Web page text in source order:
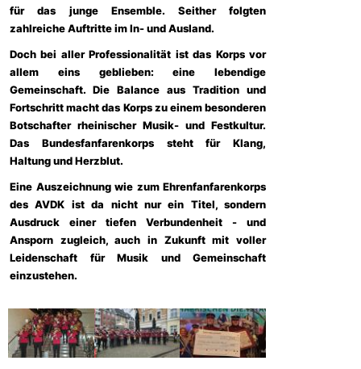
für das junge Ensemble. Seither folgten
zahlreiche Auftritte im In- und Ausland.
Doch bei aller Professionalität ist das Korps vor
allem eins geblieben: eine lebendige
Gemeinschaft. Die Balance aus Tradition und
Fortschritt macht das Korps zu einem besonderen
Botschafter rheinischer Musik- und Festkultur.
Das Bundesfanfarenkorps steht für Klang,
Haltung und Herzblut.
Eine Auszeichnung wie zum Ehrenfanfarenkorps
des AVDK ist da nicht nur ein Titel, sondern
Ausdruck einer tiefen Verbundenheit - und
Ansporn zugleich, auch in Zukunft mit voller
Leidenschaft für Musik und Gemeinschaft
einzustehen.